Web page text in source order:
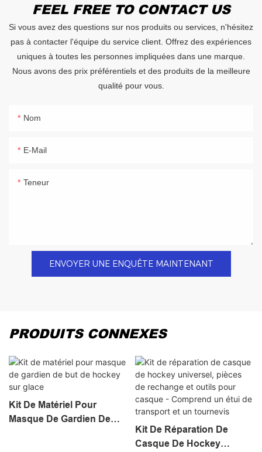
FEEL FREE TO CONTACT US
Si vous avez des questions sur nos produits ou services, n'hésitez
pas à contacter l'équipe du service client. Offrez des expériences
uniques à toutes les personnes impliquées dans une marque.
Nous avons des prix préférentiels et des produits de la meilleure
qualité pour vous.
Nom
E-Mail
Teneur
ENVOYER UNE ENQUÊTE MAINTENANT
PRODUITS CONNEXES
Kit De Matériel Pour
Masque De Gardien De
Kit De Réparation De
Casque De Hockey